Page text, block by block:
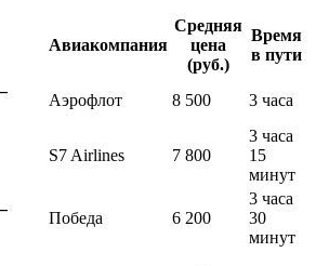
Авиакомпания
Средняя
цена
(руб.)
Время
в пути
Аэрофлот 8 500 3 часа
S7 Airlines 7 800
3 часа
15
минут
Победа 6 200
3 часа
30
минут